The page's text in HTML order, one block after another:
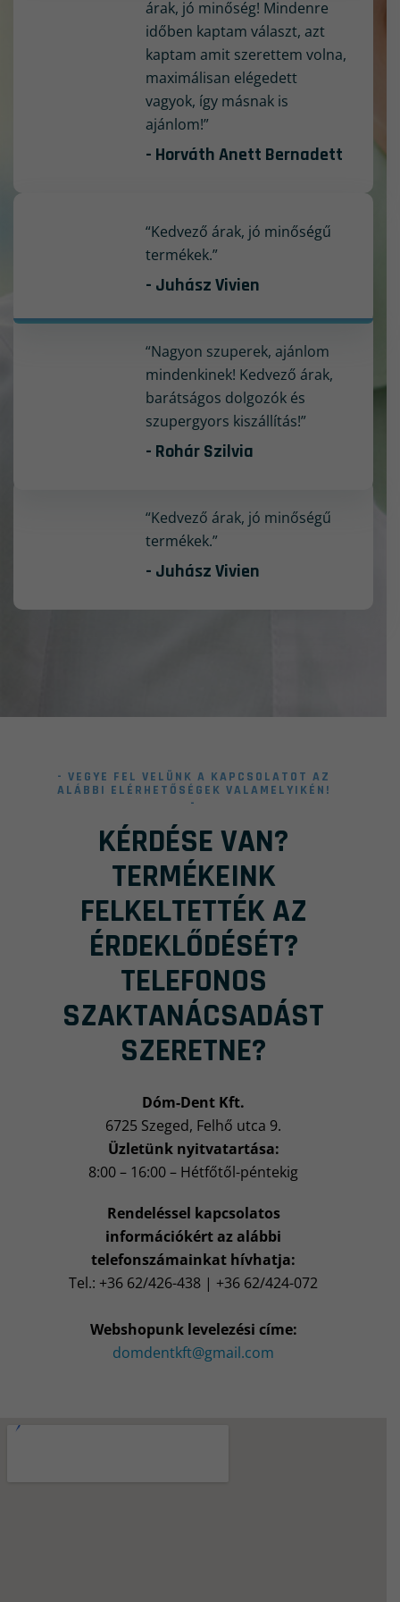
árak, jó minőség! Mindenre
időben kaptam választ, azt
kaptam amit szerettem volna,
maximálisan elégedett
vagyok, így másnak is
ajánlom!”
- Horváth Anett Bernadett
“Kedvező árak, jó minőségű
termékek.”
- Juhász Vivien
“Nagyon szuperek, ajánlom
mindenkinek! Kedvező árak,
barátságos dolgozók és
szupergyors kiszállítás!”
- Rohár Szilvia
“Kedvező árak, jó minőségű
termékek.”
- Juhász Vivien
- VEGYE FEL VELÜNK A KAPCSOLATOT AZ
ALÁBBI ELÉRHETŐSÉGEK VALAMELYIKÉN!
-
KÉRDÉSE VAN?
TERMÉKEINK
FELKELTETTÉK AZ
ÉRDEKLŐDÉSÉT?
TELEFONOS
SZAKTANÁCSADÁST
SZERETNE?
Dóm-Dent Kft.
6725 Szeged, Felhő utca 9.
Üzletünk nyitvatartása:
8:00 – 16:00 – Hétfőtől-péntekig
Rendeléssel kapcsolatos
információkért az alábbi
telefonszámainkat hívhatja:
Tel.: +36 62/426-438 | +36 62/424-072
Webshopunk levelezési címe:
domdentkft@gmail.com